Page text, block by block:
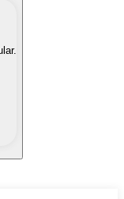
de forma
fiduciária